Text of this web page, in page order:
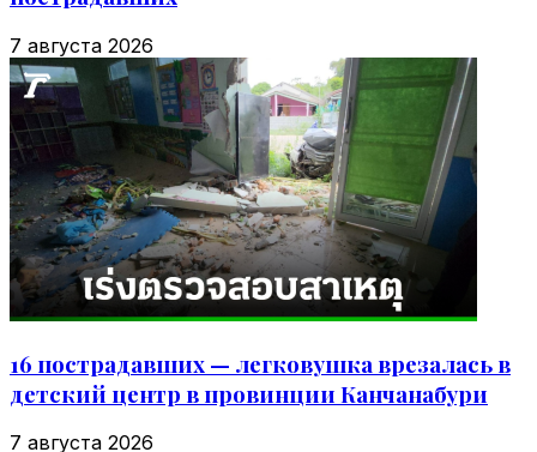
7 августа 2026
16 пострадавших — легковушка врезалась в
детский центр в провинции Канчанабури
7 августа 2026